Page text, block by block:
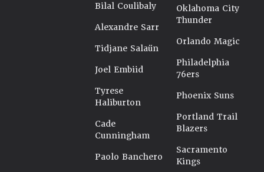
Bilal Coulibaly
Alexandre Sarr
Tidjane Salaün
Joel Embiid
Tyrese
Haliburton
Cade
Cunningham
Paolo Banchero
Oklahoma City
Thunder
Orlando Magic
Philadelphia
76ers
Phoenix Suns
Portland Trail
Blazers
Sacramento
Kings